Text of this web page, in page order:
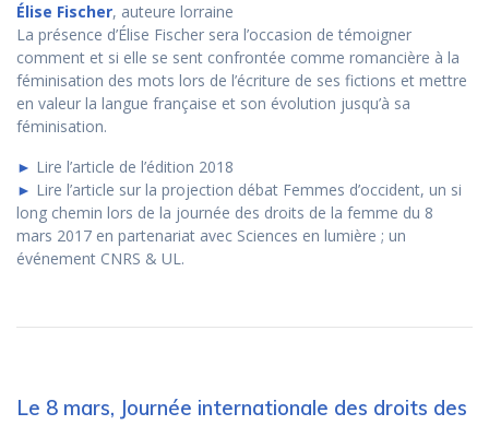
Élise Fischer, auteure lorraine
La présence d’Élise Fischer sera l’occasion de témoigner
comment et si elle se sent confrontée comme romancière à la
féminisation des mots lors de l’écriture de ses fictions et mettre
en valeur la langue française et son évolution jusqu’à sa
féminisation.
► Lire l’article de l’édition 2018
► Lire l’article sur la projection débat Femmes d’occident, un si
long chemin lors de la journée des droits de la femme du 8
mars 2017 en partenariat avec Sciences en lumière ; un
événement CNRS & UL.
Le 8 mars, Journée internationale des droits des